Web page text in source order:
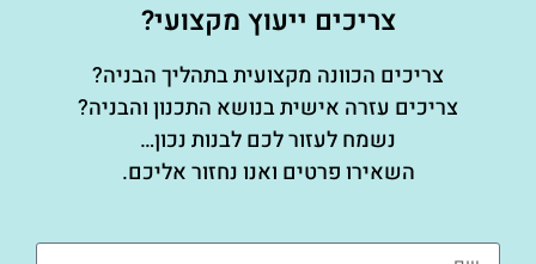
צריכים ייעוץ מקצועי?
צריכים הכוונה מקצועית בתהליך הבניה?
צריכים עזרה אישית בנושא התכנון והבניה?
נשמח לעזור לכם לבנות נכון…
השאירו פרטים ואנו נחזור אליכם.